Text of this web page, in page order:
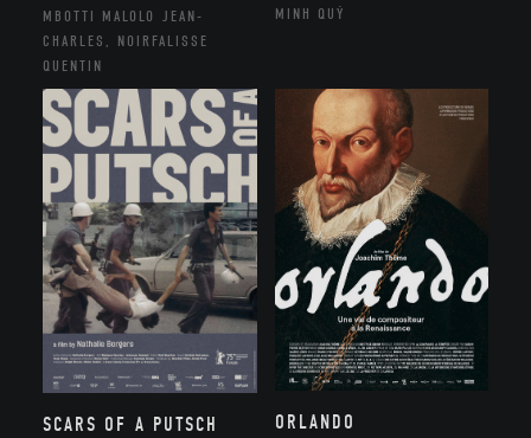
MBOTTI MALOLO JEAN-
CHARLES, NOIRFALISSE
QUENTIN
MINH QUÝ
SCARS OF A PUTSCH ORLANDO